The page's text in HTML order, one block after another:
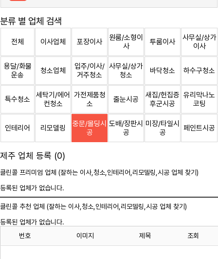
분류 별 업체 검색
전체 이사업체 포장이사
원룸/소형이
사
투룸이사
사무실/상가
이사
용달/화물
운송
청소업체
입주/이사/
거주청소
사무실/상가
청소
바닥청소 하수구청소
특수청소
세탁기/에어
컨청소
가전제품청
소
줄눈시공
새집/헌집증
후군시공
유리막나노
코팅
인테리어 리모델링
중문/몰딩시
공
도배/장판시
공
미장/타일시
공
페인트시공
제주 업체 등록 (0)
클린콜 프리미엄 업체 (잘하는 이사, 청소 ,인테리어,리모델링,시공 업체 찾기)
등록된 업체가 없습니다.
클린콜 추천 업체 (잘하는 이사, 청소 ,인테리어,리모델링,시공 업체 찾기)
등록된 업체가 없습니다.
번호
이미지 제목 조회